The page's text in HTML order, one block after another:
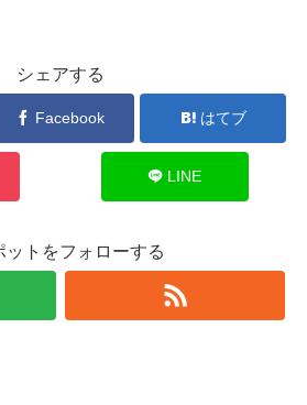
シェアする
Facebook はてブ
LINE
ットをフォローする